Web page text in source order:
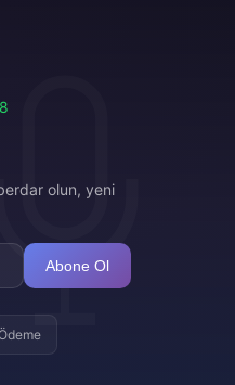
olun, yeni
Abone Ol